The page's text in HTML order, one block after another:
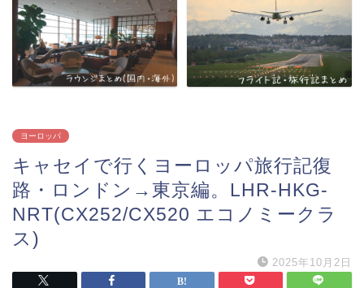
ヨーロッパ
キャセイで行くヨーロッパ旅行記復
路・ロンドン→東京編。LHR-HKG-
NRT(CX252/CX520 エコノミークラ
ス)
2025年10月2日